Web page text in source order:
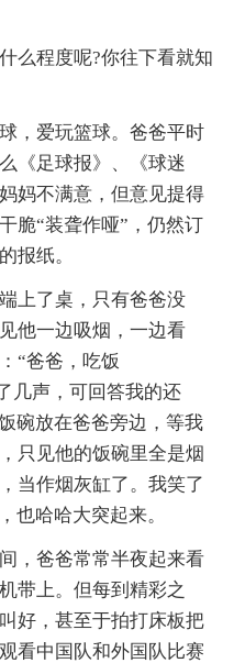
么程度呢?你往下看就知
，爱玩篮球。爸爸平时
《足球报》、《球迷
妈不满意，但意见提得
脆“装聋作哑”，仍然订
报纸。
上了桌，只有爸爸没
他一边吸烟，一边看
“爸爸，吃饭
几声，可回答我的还
碗放在爸爸旁边，等我
只见他的饭碗里全是烟
当作烟灰缸了。我笑了
也哈哈大突起来。
，爸爸常常半夜起来看
带上。但每到精彩之
好，甚至于拍打床板把
看中国队和外国队比赛